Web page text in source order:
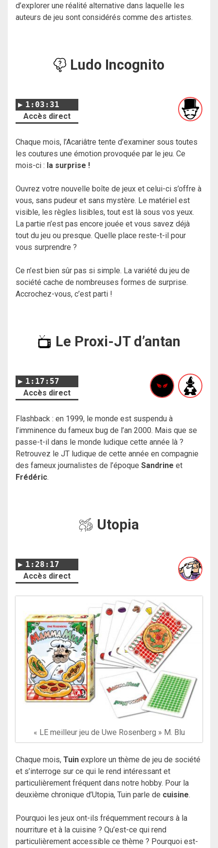
d’explorer une réalité alternative dans laquelle les
auteurs de jeu sont considérés comme des artistes.
Ludo Incognito
1:03:31
Accès direct
Chaque mois, l’Acariâtre tente d’examiner sous toutes
les coutures une émotion provoquée par le jeu. Ce
mois-ci : la surprise !
Ouvrez votre nouvelle boîte de jeux et celui-ci s’offre à
vous, sans pudeur et sans mystère. Le matériel est
visible, les règles lisibles, tout est là sous vos yeux.
La partie n’est pas encore jouée et vous savez déjà
tout du jeu ou presque. Quelle place reste-t-il pour
vous surprendre ?
Ce n’est bien sûr pas si simple. La variété du jeu de
société cache de nombreuses formes de surprise.
Accrochez-vous, c’est parti !
Le Proxi-JT d’antan
1:17:57
Accès direct
Flashback : en 1999, le monde est suspendu à
l’imminence du fameux bug de l’an 2000. Mais que se
passe-t-il dans le monde ludique cette année là ?
Retrouvez le JT ludique de cette année en compagnie
des fameux journalistes de l’époque Sandrine et
Frédéric.
Utopia
1:28:17
Accès direct
« LE meilleur jeu de Uwe Rosenberg » M. Blu
Chaque mois, Tuin explore un thème de jeu de société
et s’interroge sur ce qui le rend intéressant et
particulièrement fréquent dans notre hobby. Pour la
deuxième chronique d’Utopia, Tuin parle de cuisine.
Pourquoi les jeux ont-ils fréquemment recours à la
nourriture et à la cuisine ? Qu’est-ce qui rend
particulièrement accessible ce thème ? Pourquoi est-